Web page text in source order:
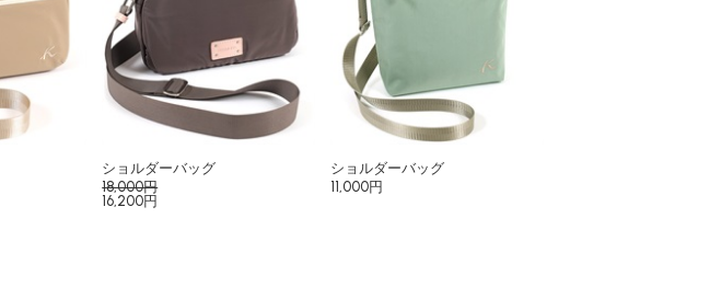
ショルダーバッグ
18,000円
16,200円
ショルダーバッグ
11,000円